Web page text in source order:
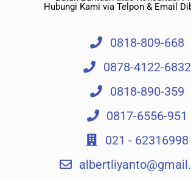
Hubungi Kami via Telpon & Email
0818-809-668
0878-4122-6832
0818-890-359
0817-6556-951
021 - 62316998